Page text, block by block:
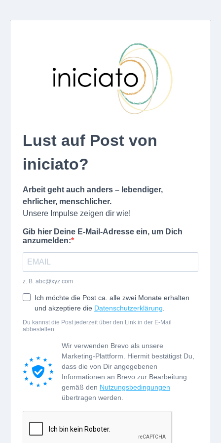
Lust auf Post von
iniciato?
Arbeit geht auch anders – lebendiger,
ehrlicher, menschlicher.
Unsere Impulse zeigen dir wie!
Gib hier Deine E-Mail-Adresse ein, um Dich
anzumelden:
z. B. abc@xyz.com
Ich möchte die Post ca. alle zwei Monate erhalten
und akzeptiere die Datenschutzerklärung
Du kannst die Post jederzeit über den Link in der E-Mail
abbestellen.
Wir verwenden Brevo als unsere
Marketing-Plattform. Hiermit bestätigst Du,
dass die von Dir angegebenen
Informationen an Brevo zur Bearbeitung
gemäß den Nutzungsbedingungen
übertragen werden.